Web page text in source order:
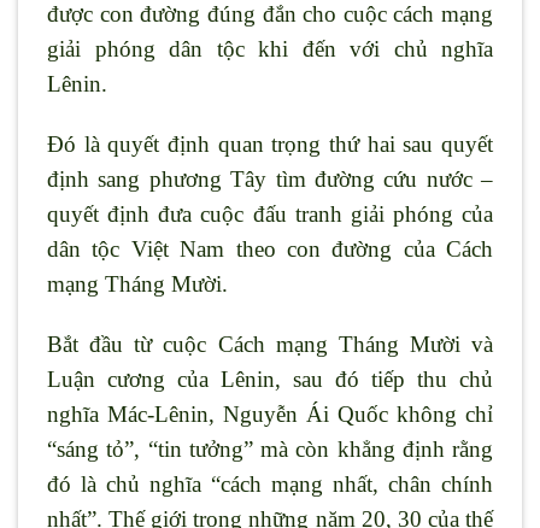
được con đường đúng đắn cho cuộc cách mạng
giải phóng dân tộc khi đến với chủ nghĩa
Lênin.
Đó là quyết định quan trọng thứ hai sau quyết
định sang phương Tây tìm đường cứu nước –
quyết định đưa cuộc đấu tranh giải phóng của
dân tộc Việt Nam theo con đường của Cách
mạng Tháng Mười.
Bắt đầu từ cuộc Cách mạng Tháng Mười và
Luận cương của Lênin, sau đó tiếp thu chủ
nghĩa Mác-Lênin, Nguyễn Ái Quốc không chỉ
“sáng tỏ”, “tin tưởng” mà còn khẳng định rằng
đó là chủ nghĩa “cách mạng nhất, chân chính
nhất”. Thế giới trong những năm 20, 30 của thế